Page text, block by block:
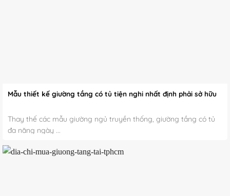
Mẫu thiết kế giường tầng có tủ tiện nghi nhất định phải sở hữu
Thay thế các mẫu giường ngủ truyền thống, giường tầng có tủ
đa năng ngày ...